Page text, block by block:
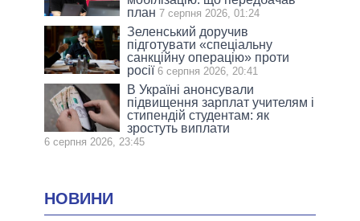
план 7 серпня 2026, 01:24
Зеленський доручив
підготувати «спеціальну
санкційну операцію» проти
росії 6 серпня 2026, 20:41
В Україні анонсували
підвищення зарплат учителям і
стипендій студентам: як
зростуть виплати
6 серпня 2026, 23:45
НОВИНИ